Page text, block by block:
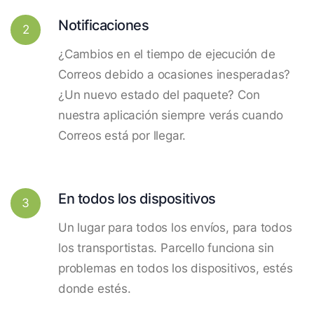
2 Notificaciones
¿Cambios en el tiempo de ejecución de
Correos debido a ocasiones inesperadas?
¿Un nuevo estado del paquete? Con
nuestra aplicación siempre verás cuando
Correos está por llegar.
3 En todos los dispositivos
Un lugar para todos los envíos, para todos
los transportistas. Parcello funciona sin
problemas en todos los dispositivos, estés
donde estés.